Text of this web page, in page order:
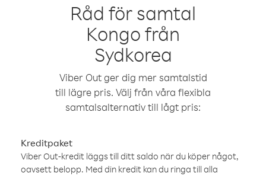
Råd för samtal
Kongo från
Sydkorea
Viber Out ger dig mer samtalstid
till lägre pris. Välj från våra flexibla
samtalsalternativ till lågt pris:
Kreditpaket
Viber Out-kredit läggs till ditt saldo när du köper något,
oavsett belopp. Med din kredit kan du ringa till alla